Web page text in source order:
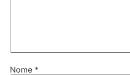
Nome *